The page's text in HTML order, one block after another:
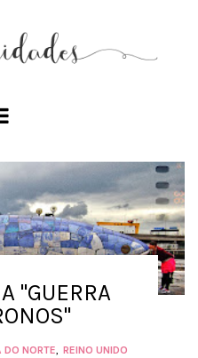
"GUERRA
DO NORTE REINO UNIDO